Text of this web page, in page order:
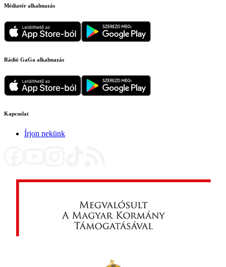
Médiatér alkalmazás
Rádió GaGa alkalmazás
Kapcsolat
Írjon nekünk